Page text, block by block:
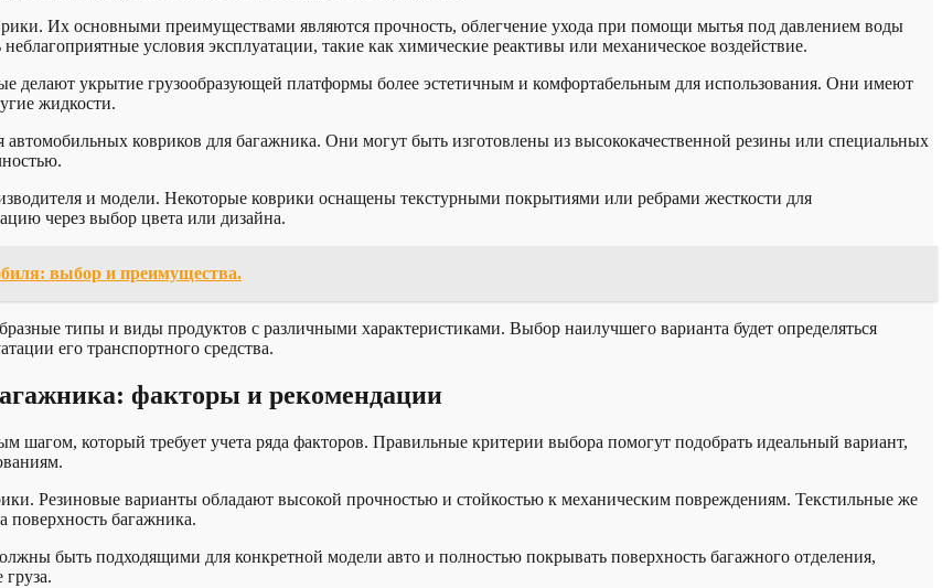
Их основными преимуществами являются прочность, облегчение ухода при помощи мытья под давлением воды
условия эксплуатации, такие как химические реактивы или механическое воздействие.
делают укрытие грузообразующей платформы более эстетичным и комфортабельным для использования. Они имеют
жидкости.
ковриков для багажника. Они могут быть изготовлены из высококачественной резины или специальных
и модели. Некоторые коврики оснащены текстурными покрытиями или ребрами жесткости для
через выбор цвета или дизайна.
выбор и преимущества.
типы и виды продуктов с различными характеристиками. Выбор наилучшего варианта будет определяться
его транспортного средства.
факторы и рекомендации
шагом, который требует учета ряда факторов. Правильные критерии выбора помогут подобрать идеальный вариант,
Резиновые варианты обладают высокой прочностью и стойкостью к механическим повреждениям. Текстильные же
поверхность багажника.
быть подходящими для конкретной модели авто и полностью покрывать поверхность багажного отделения,